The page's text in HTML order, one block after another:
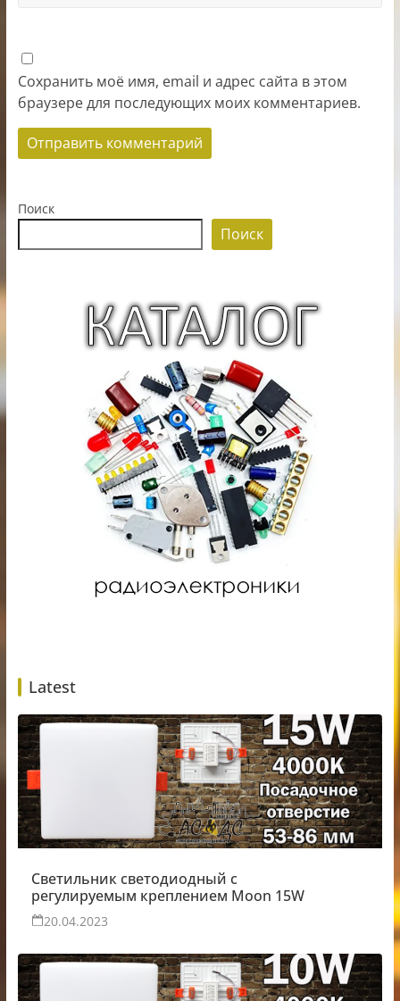
Сохранить моё имя, email и адрес сайта в этом
браузере для последующих моих комментариев.
Поиск
Поиск
Latest
Светильник светодиодный с
регулируемым креплением Moon 15W
20.04.2023